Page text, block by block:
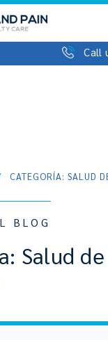
Call
CATEGORÍA: SALUD
BLOG
Salud